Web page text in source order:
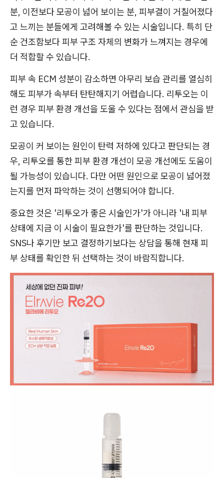
분, 이전보다 모공이 넓어 보이는 분, 피부결이 거칠어졌다
고 느끼는 분들에게 고려해볼 수 있는 시술입니다. 특히 단
순 건조함보다 피부 구조 자체의 변화가 느껴지는 경우에
더 적합할 수 있습니다.
피부 속 ECM 성분이 감소하면 아무리 보습 관리를 열심히
해도 피부가 속부터 탄탄해지기 어렵습니다. 리투오는 이
런 경우 피부 환경 개선을 도울 수 있다는 점에서 관심을 받
고 있습니다.
모공이 커 보이는 원인이 탄력 저하에 있다고 판단되는 경
우, 리투오를 통한 피부 환경 개선이 모공 개선에도 도움이
될 가능성이 있습니다. 다만 어떤 원인으로 모공이 넓어졌
는지를 먼저 파악하는 것이 선행되어야 합니다.
중요한 것은 '리투오가 좋은 시술인가'가 아니라 '내 피부
상태에 지금 이 시술이 필요한가'를 판단하는 것입니다.
SNS나 후기만 보고 결정하기보다는 상담을 통해 현재 피
부 상태를 확인한 뒤 선택하는 것이 바람직합니다.